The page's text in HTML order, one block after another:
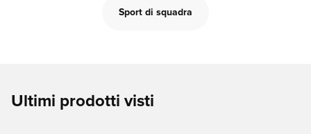
Sport di squadra
Ultimi prodotti visti